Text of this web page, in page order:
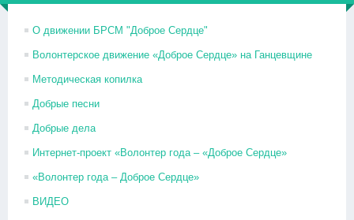
О движении БРСМ "Доброе Сердце"
Волонтерское движение «Доброе Сердце» на Ганцевщине
Методическая копилка
Добрые песни
Добрые дела
Интернет-проект «Волонтер года – «Доброе Сердце»
«Волонтер года – Доброе Сердце»
ВИДЕО